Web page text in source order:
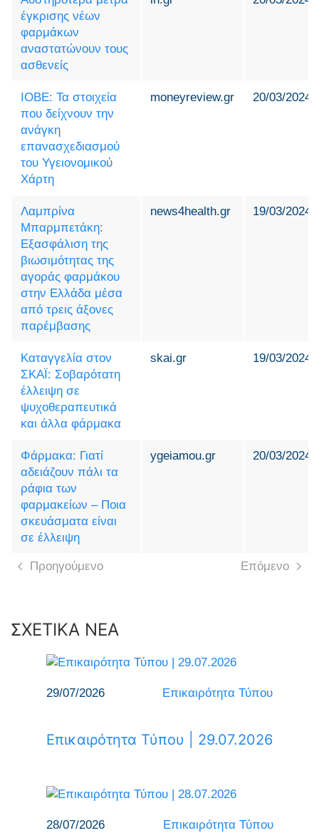
έγκρισης νέων
φαρμάκων
αναστατώνουν τους
ασθενείς
ΙΟΒΕ: Τα στοιχεία
που δείχνουν την
ανάγκη
επανασχεδιασμού
του Υγειονομικού
Χάρτη
moneyreview.gr 20/03/2024
Λαμπρίνα
Μπαρμπετάκη:
Εξασφάλιση της
βιωσιμότητας της
αγοράς φαρμάκου
στην Ελλάδα μέσα
από τρεις άξονες
παρέμβασης
news4health.gr 19/03/2024
Καταγγελία στον
ΣΚΑΪ: Σοβαρότατη
έλλειψη σε
ψυχοθεραπευτικά
και άλλα φάρμακα
skai.gr 19/03/2024
Φάρμακα: Γιατί
αδειάζουν πάλι τα
ράφια των
φαρμακείων – Ποια
σκευάσματα είναι
σε έλλειψη
ygeiamou.gr 20/03/2024
Προηγούμενο Επόμενο
ΣΧΕΤΙΚΑ ΝΕΑ
29/07/2026 Επικαιρότητα Τύπου
Επικαιρότητα Τύπου | 29.07.2026
28/07/2026 Επικαιρότητα Τύπου